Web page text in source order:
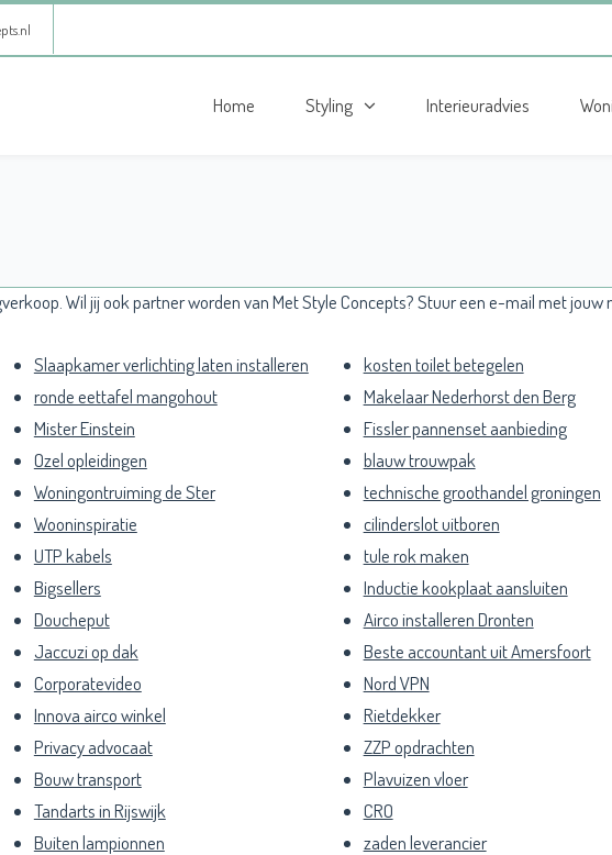
Home Styling Interieuradvies
Wil jij ook partner worden van Met Style Concepts? Stuur een e-mail met jouw
Slaapkamer verlichting laten installeren
ronde eettafel mangohout
Mister Einstein
Ozel opleidingen
Woningontruiming de Ster
Wooninspiratie
UTP kabels
Bigsellers
Doucheput
Jaccuzi op dak
Corporatevideo
Innova airco winkel
Privacy advocaat
Bouw transport
Tandarts in Rijswijk
Buiten lampionnen
kosten toilet betegelen
Makelaar Nederhorst den Berg
Fissler pannenset aanbieding
blauw trouwpak
technische groothandel groningen
cilinderslot uitboren
tule rok maken
Inductie kookplaat aansluiten
Airco installeren Dronten
Beste accountant uit Amersfoort
Nord VPN
Rietdekker
ZZP opdrachten
Plavuizen vloer
CRO
zaden leverancier